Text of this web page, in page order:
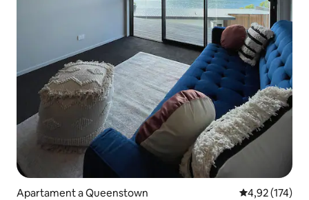
Apartament a Queenstown 4,92 de
4,92 (174)